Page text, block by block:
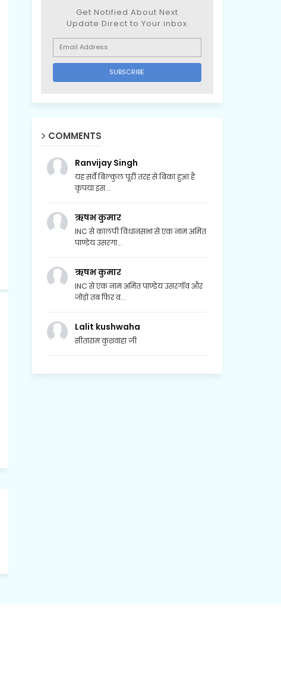
Get Notified About Next
Update Direct to Your inbox
COMMENTS
Ranvijay Singh
यह सर्वे बिल्कुल पूरी तरह से बिका हुआ है
कृपया इस...
ऋषभ कुमार
INC से कालपी विधानसभा से एक नाम अमित
पाण्डेय उसरगा...
ऋषभ कुमार
INC से एक नाम अमित पाण्डेय उसरगॉव और
जोड़ो तब फिर व...
Lalit kushwaha
सीताराम कुशवाहा जी